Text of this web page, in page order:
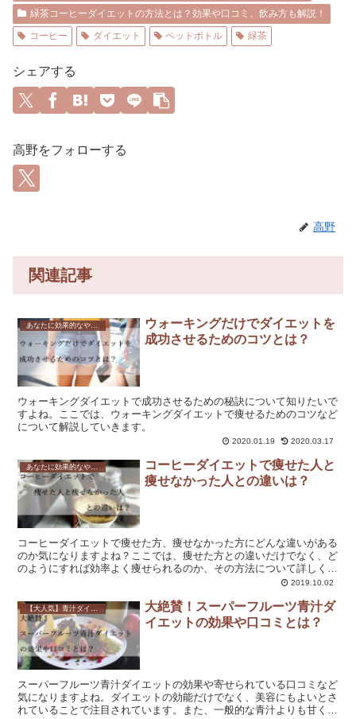
緑茶コーヒーダイエットの方法とは？効果や口コミ、飲み方も解説！
コーヒー
ダイエット ペットボトル 緑茶
シェアする
高野をフォローする
高野
関連記事
ウォーキングだけでダイエットを
成功させるためのコツとは？
ウォーキングダイエットで成功させるための秘訣について知りたいで
すよね。ここでは、ウォーキングダイエットで痩せるためのコツなど
について解説していきます。
2020.01.19 2020.03.17
コーヒーダイエットで痩せた人と
痩せなかった人との違いは？
コーヒーダイエットで痩せた方、痩せなかった方にどんな違いがある
のか気になりますよね？ここでは、痩せた方との違いだけでなく、ど
のようにすれば効率よく痩せられるのか、その方法について詳しく説
明しています。実際に体験された方のレビューを参考にしていますの
2019.10.02
大絶賛！スーパーフルーツ青汁ダ
イエットの効果や口コミとは？
スーパーフルーツ青汁ダイエットの効果や寄せられている口コミなど
気になりますよね。ダイエットの効能だけでなく、美容にもよいとさ
れていることで注目されています。また、一般的な青汁よりも甘くて